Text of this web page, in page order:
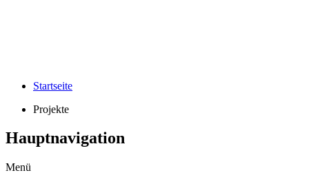
Startseite
Projekte
Hauptnavigation
Menü